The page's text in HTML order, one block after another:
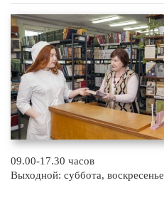
09.00-17.30 часов
Выходной: суббота, воскресенье